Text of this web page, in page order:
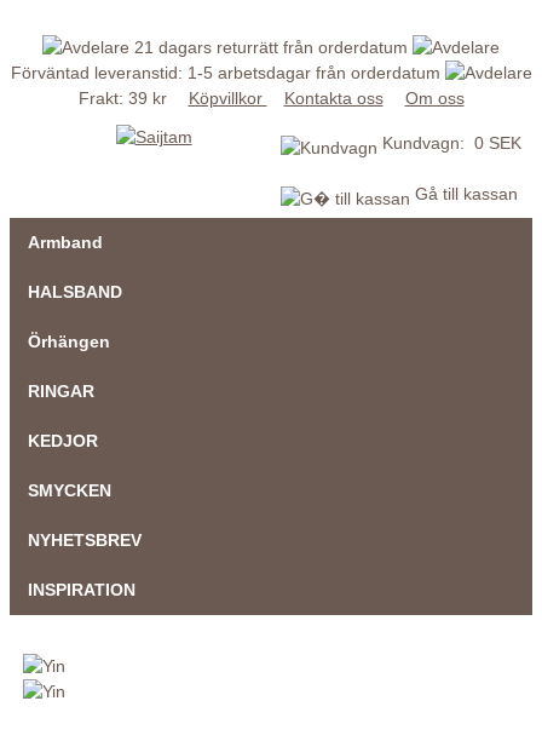
21 dagars returrätt från orderdatum
Förväntad leveranstid: 1-5 arbetsdagar från orderdatum
Frakt: 39 kr
Köpvillkor Kontakta oss Om oss
Kundvagn: 0 SEK
Gå till kassan
Armband
HALSBAND
Örhängen
RINGAR
KEDJOR
SMYCKEN
NYHETSBREV
INSPIRATION